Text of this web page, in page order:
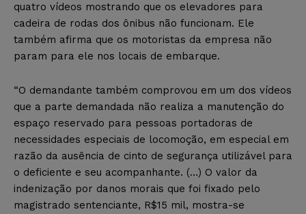
quatro vídeos mostrando que os elevadores para
cadeira de rodas dos ônibus não funcionam. Ele
também afirma que os motoristas da empresa não
param para ele nos locais de embarque.
“O demandante também comprovou em um dos vídeos
que a parte demandada não realiza a manutenção do
espaço reservado para pessoas portadoras de
necessidades especiais de locomoção, em especial em
razão da ausência de cinto de segurança utilizável para
o deficiente e seu acompanhante. (…) O valor da
indenização por danos morais que foi fixado pelo
magistrado sentenciante, R$15 mil, mostra-se